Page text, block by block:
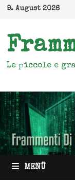
Zum
springen
9. August 2026
Le piccole e
MENÜ